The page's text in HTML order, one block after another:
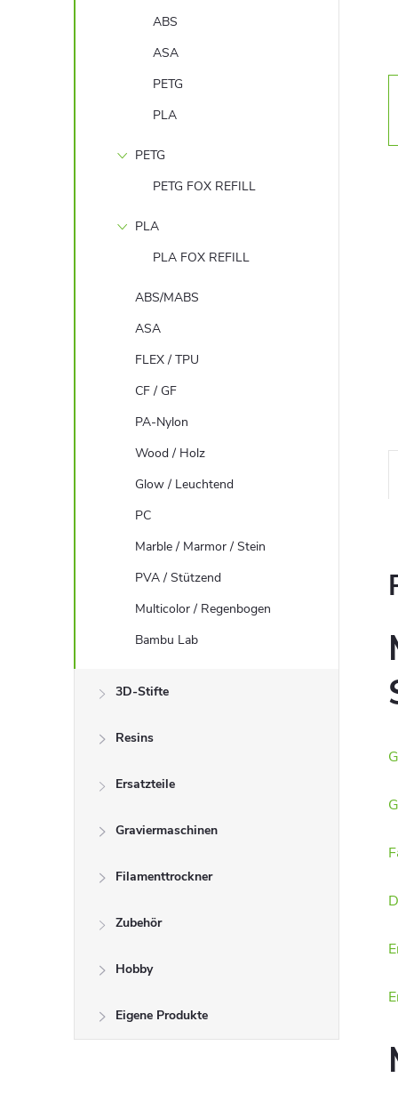
ABS
ASA
PETG
PLA
PETG
PETG FOX REFILL
PLA
PLA FOX REFILL
ABS/MABS
ASA
FLEX / TPU
CF / GF
PA-Nylon
Wood / Holz
Glow / Leuchtend
PC
Marble / Marmor / Stein
PVA / Stützend
Multicolor / Regenbogen
Bambu Lab
3D-Stifte
Resins
Ersatzteile
Graviermaschinen
Filamenttrockner
Zubehör
Hobby
Eigene Produkte